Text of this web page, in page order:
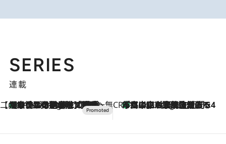
SERIES
連載
【CREA×星野リゾート】唯一無二。癒しと発見が待つ場所へ
4 Hours Ago
【トンボの足水浴】ヒノキの香りに包まれて涼感マックス！約13℃の湧水かけ流しを避暑地「星野温泉 トンボの湯」で体験 CREA'S CHOICE
6 Hours Ago
「立川にも歌舞伎があるんだよ」 片岡仁左衛門・市川中車ら豪華座組みで4年目の立川立飛歌舞伎へ